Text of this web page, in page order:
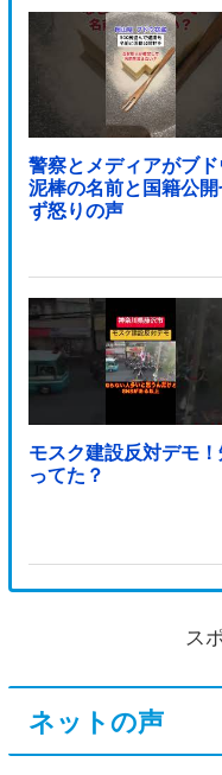
警察とメディアがブド
泥棒の名前と国籍公開
ず怒りの声
モスク建設反対デモ！
ってた？
ス
ネットの声